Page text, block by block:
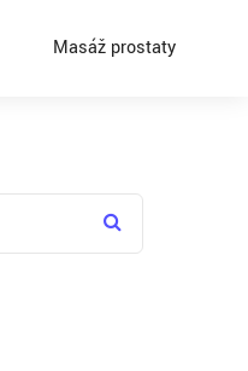
Masáž prostaty